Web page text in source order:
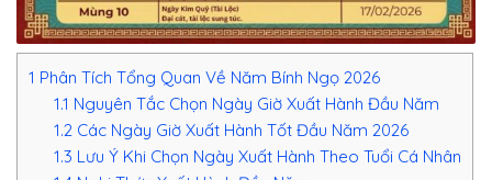
1 Phân Tích Tổng Quan Về Năm Bính Ngọ 2026
1.1 Nguyên Tắc Chọn Ngày Giờ Xuất Hành Đầu Năm
1.2 Các Ngày Giờ Xuất Hành Tốt Đầu Năm 2026
1.3 Lưu Ý Khi Chọn Ngày Xuất Hành Theo Tuổi Cá Nhân